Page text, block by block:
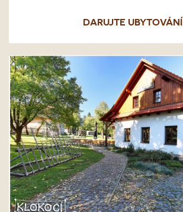
DARUJTE UBYTOVÁNÍ